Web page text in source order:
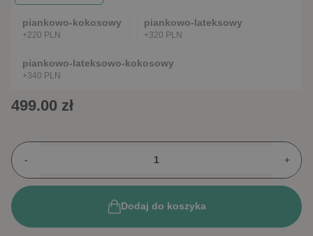
piankowo-kokosowy
+220 PLN
piankowo-lateksowy
+320 PLN
piankowo-lateksowo-kokosowy
+340 PLN
499.00 zł
- +
Dodaj do koszyka